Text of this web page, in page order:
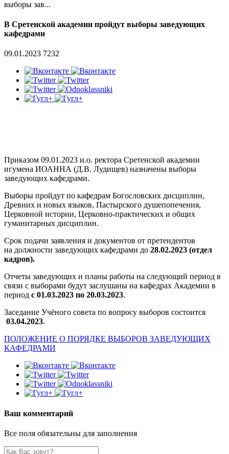
выборы зав...
В Сретенской академии пройдут выборы заведующих
кафедрами
09.01.2023 7232
Приказом 09.01.2023 и.о. ректора Сретенской академии
игумена ИОАННА (Д.В. Лудищев) назначены выборы
заведующих кафедрами.
Выборы пройдут по кафедрам Богословских дисциплин,
Древних и новых языков, Пастырского душепопечения,
Церковной истории, Церковно-практических и общих
гуманитарных дисциплин.
Срок подачи заявления и документов от претендентов
на должности заведующих кафедрами до 28.02.2023 (отдел
кадров).
Отчеты заведующих и планы работы на следующий период в
связи с выборами будут заслушаны на кафедрах Академии в
период с 01.03.2023 по 20.03.2023.
Заседание Учёного совета по вопросу выборов состоится
03.04.2023.
ПОЛОЖЕНИЕ О ПОРЯДКЕ ВЫБОРОВ ЗАВЕДУЮЩИХ
КАФЕДРАМИ
Ваш комментарий
Все поля обязательны для заполнения